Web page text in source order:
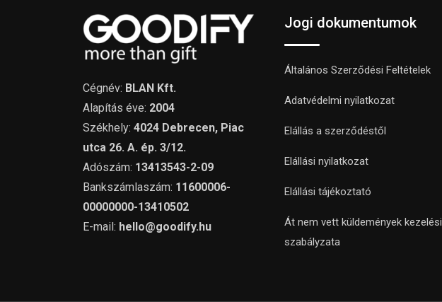
Cégnév: BLAN Kft.
Alapítás éve: 2004
Székhely: 4024 Debrecen, Piac
utca 26. A. ép. 3/12.
Adószám: 13413543-2-09
Bankszámlaszám: 11600006-
00000000-13410502
E-mail: hello@goodify.hu
Jogi dokumentumok
Általános Szerződési Feltételek
Adatvédelmi nyilatkozat
Elállás a szerződéstől
Elállási nyilatkozat
Elállási tájékoztató
Át nem vett küldemények kezelési
szabályzata